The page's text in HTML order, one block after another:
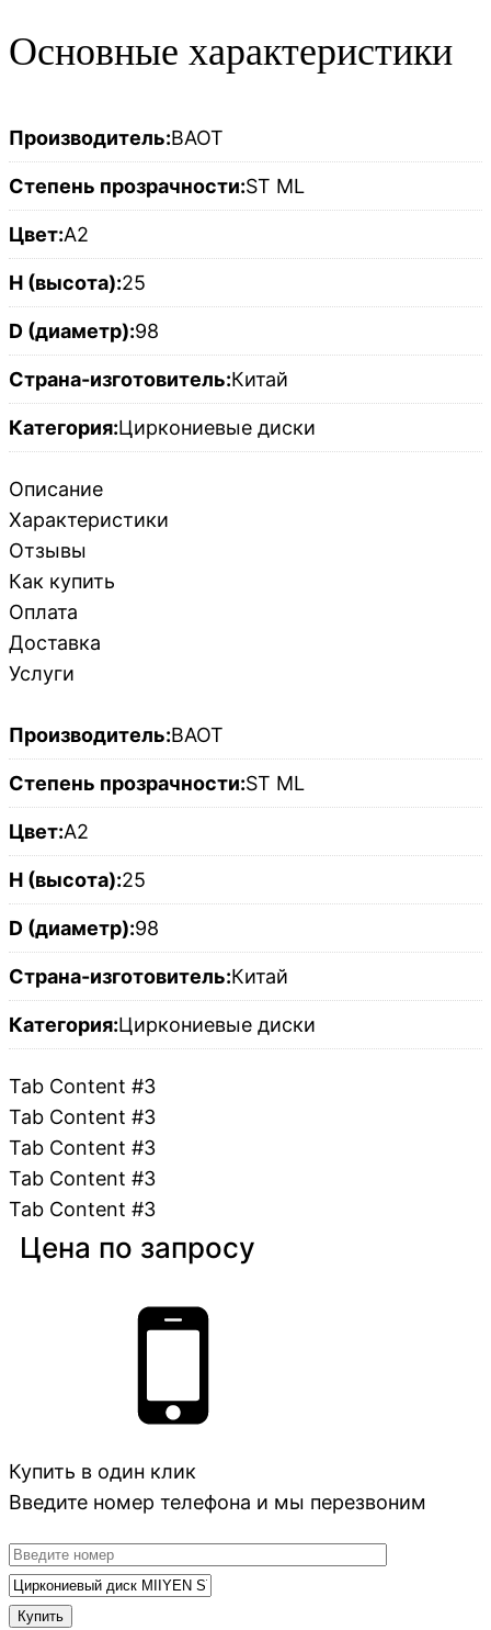
Основные характеристики
Производитель:BAOT
Степень прозрачности:ST ML
Цвет:A2
H (высота):25
D (диаметр):98
Страна-изготовитель:Китай
Категория:Циркониевые диски
Описание
Характеристики
Отзывы
Как купить
Оплата
Доставка
Услуги
Производитель:BAOT
Степень прозрачности:ST ML
Цвет:A2
H (высота):25
D (диаметр):98
Страна-изготовитель:Китай
Категория:Циркониевые диски
Tab Content #3
Tab Content #3
Tab Content #3
Tab Content #3
Tab Content #3
Цена по запросу
Купить в один клик
Введите номер телефона и мы перезвоним